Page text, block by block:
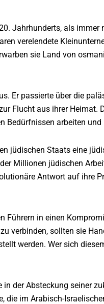
Jahrhunderts, als
verelendete
sie Land von
Er passierte über die
Flucht aus ihrer Heimat.
Bedürfnissen arbeiten und
jüdischen Staats eine
Millionen jüdischen
Antwort auf ihre
Führern in einen
verbinden, sollten sie
werden. Wer sich
der Absteckung seiner
die im Arabisch-